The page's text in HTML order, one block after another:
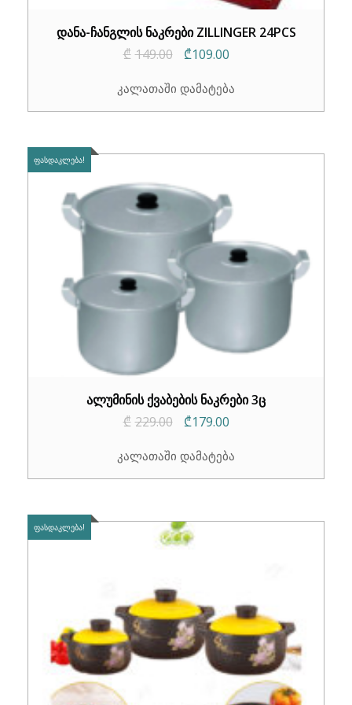
დანა-ჩანგლის ნაკრები ZILLINGER 24PCS
₾ 149.00
Original
was:
₾109.00Current
is:
კალათაში დამატება
ᲤᲐᲡᲓᲐᲙᲚᲔᲑᲐ!
ალუმინის ქვაბების ნაკრები 3ც
₾ 229.00
Original
was:
₾179.00Current
is:
კალათაში დამატება
ᲤᲐᲡᲓᲐᲙᲚᲔᲑᲐ!